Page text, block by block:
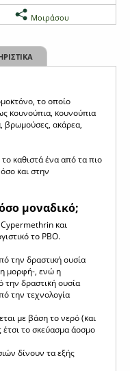
Μοιράσου
το οποίο
κουνούπια, κουνούπια
βρωμούσες, ακάρεα,
καθιστά ένα από τα πιο
και στην
μοναδικό;
και
το PBO.
την δραστική ουσία
μορφή-, ενώ η
την δραστική ουσία
την τεχνολογία
με βάση το νερό (και
έτσι το σκεύασμα άοσμο
δίνουν τα εξής